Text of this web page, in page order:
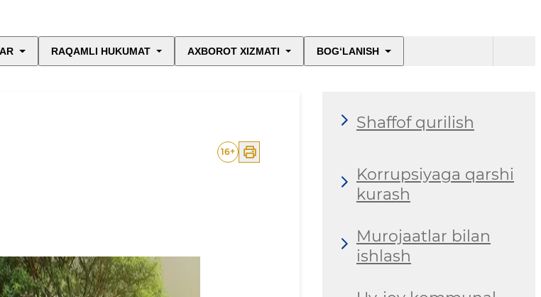
RAQAMLI HUKUMAT AXBOROT XIZMATI BOG‘LANISH
16+
Shaffof qurilish
Korrupsiyaga qarshi
kurash
Murojaatlar bilan
ishlash